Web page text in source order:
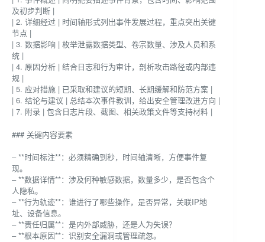
及初步判断 |
| 2. 详细经过 | 时间轴形式列出事件发展过程，重点突出关键
节点 |
| 3. 数据影响 | 枚举泄露数据类型、卷宗数量、涉及人员和系
统 |
| 4. 原因分析 | 结合日志和行为审计，剖析攻击路径或内部违
规 |
| 5. 应对措施 | 已采取和建议的短期、长期缓解和防范方案 |
| 6. 结论与建议 | 总结本次事件教训，给出安全管理改进方向 |
| 7. 附录 | 包含日志片段、截图、相关政策文件等支持材料 |
### 关键内容要素
– **时间标注**：必须精确到秒，时间轴清晰，方便事件复
现。
– **数据详情**：涉及何种敏感数据，数量多少，是否包含个
人隐私。
– **行为轨迹**：谁进行了哪些操作，是否异常，关联IP地
址、设备信息。
– **责任归属**：是内外部威胁，还是人为失误？
– **根本原因**：识别安全漏洞或管理疏忽。